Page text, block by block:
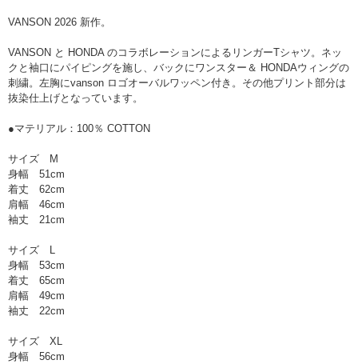
VANSON 2026 新作。
VANSON と HONDA のコラボレーションによるリンガーTシャツ。ネッ
ク と袖口にパイピングを施し、バックにワンスター＆ HONDAウィングの
刺繍。 左胸にvanson ロゴオーバルワッペン付き。 その他プリント部分は
抜染仕上げとなっています。
●マテリアル：100％ COTTON
サイズ M
身幅 51cm
着丈 62cm
肩幅 46cm
袖丈 21cm
サイズ L
身幅 53cm
着丈 65cm
肩幅 49cm
袖丈 22cm
サイズ XL
身幅 56cm